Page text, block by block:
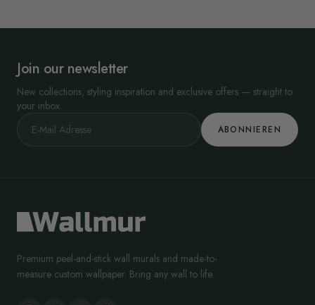
Join our newsletter
New collections, styling inspiration and exclusive offers — straight to
your inbox.
ABONNIEREN
Premium peel-and-stick wall murals and made-to-
measure custom wallpaper. Bring any wall to life.